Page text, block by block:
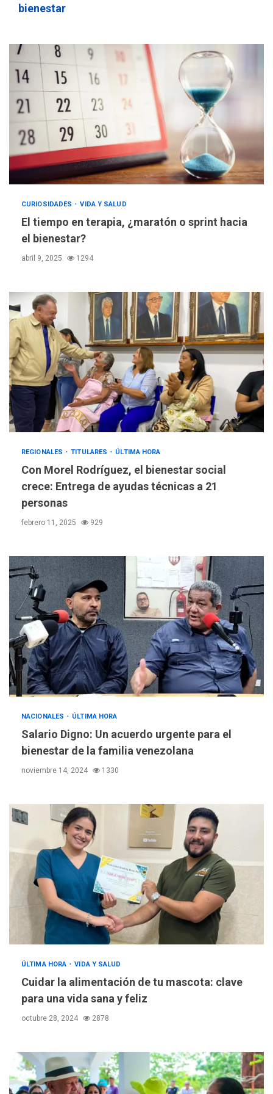
bienestar
CURIOSIDADES VIDA Y SALUD
El tiempo en terapia, ¿maratón o sprint hacia
el bienestar?
abril 9, 2025 1294
REGIONALES TITULARES ÚLTIMA HORA
Con Morel Rodríguez, el bienestar social
crece: Entrega de ayudas técnicas a 21
personas
febrero 11, 2025 929
NACIONALES ÚLTIMA HORA
Salario Digno: Un acuerdo urgente para el
bienestar de la familia venezolana
noviembre 14, 2024 1330
ÚLTIMA HORA VIDA Y SALUD
Cuidar la alimentación de tu mascota: clave
para una vida sana y feliz
octubre 28, 2024 2878